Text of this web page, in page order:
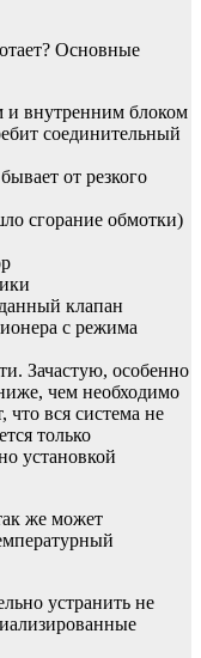
Основные
и внутренним блоком
соединительный
от резкого
сгорание обмотки)
клапан
с режима
Зачастую, особенно
чем необходимо
что вся система не
только
установкой
же может
устранить не